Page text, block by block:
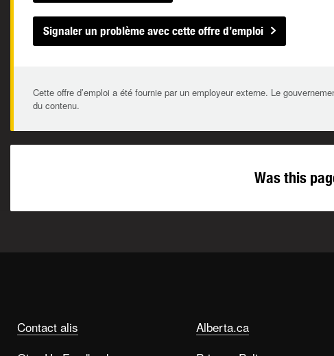
Signaler un problème avec cette offre d’emploi
Cette offre d’emploi a été fournie par un employeur externe. Le
du contenu.
Was this
Contact alis
Alberta.ca